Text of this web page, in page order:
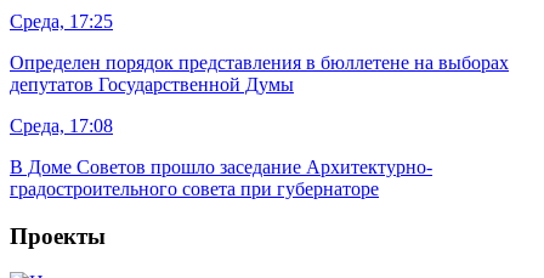
Среда, 17:25
Определен порядок представления в бюллетене на выборах
депутатов Государственной Думы
Среда, 17:08
В Доме Советов прошло заседание Архитектурно-
градостроительного совета при губернаторе
Проекты